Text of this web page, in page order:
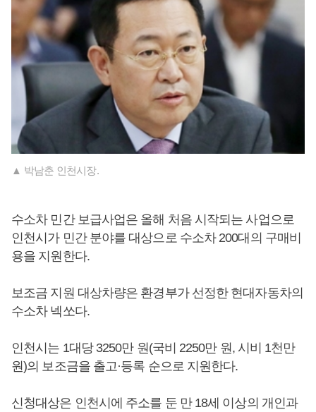
▲ 박남춘 인천시장.
수소차 민간 보급사업은 올해 처음 시작되는 사업으로
인천시가 민간 분야를 대상으로 수소차 200대의 구매비
용을 지원한다.
보조금 지원 대상차량은 환경부가 선정한 현대자동차의
수소차 넥쏘다.
인천시는 1대당 3250만 원(국비 2250만 원, 시비 1천만
원)의 보조금을 출고·등록 순으로 지원한다.
신청대상은 인천시에 주소를 둔 만 18세 이상의 개인과